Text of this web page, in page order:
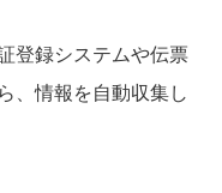
登録システムや伝票
、情報を自動収集し